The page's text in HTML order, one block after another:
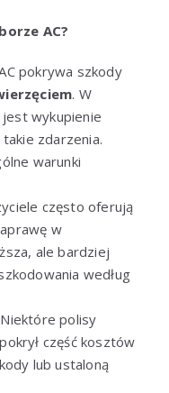
AC?
pokrywa szkody
. W
wykupienie
zdarzenia.
warunki
często oferują
w
ale bardziej
według
polisy
część kosztów
lub ustaloną